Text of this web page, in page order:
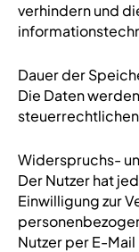
verhindern und
Dauer der
Die Daten
Widerspruchs-
Der Nutzer hat
Einwilligung zur
Nutzer per E-